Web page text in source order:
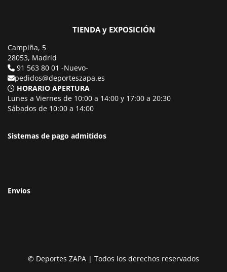
TIENDA y EXPOSICIÓN
Campiña, 5
28053, Madrid
91 563 80 01 -Nuevo-
pedidos@deporteszapa.es
HORARIO APERTURA
Lunes a Viernes de 10:00 a 14:00 y 17:00 a 20:30
Sábados de 10:00 a 14:00
Sistemas de pago admitidos
Envíos
© Deportes ZAPA | Todos los derechos reservados